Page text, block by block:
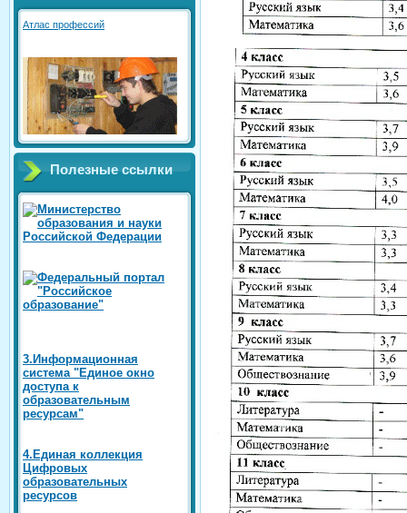
Атлас профессий
Полезные ссылки
3.Информационная
система "Единое окно
доступа к
образовательным
ресурсам"
4.Единая коллекция
Цифровых
образовательных
ресурсов